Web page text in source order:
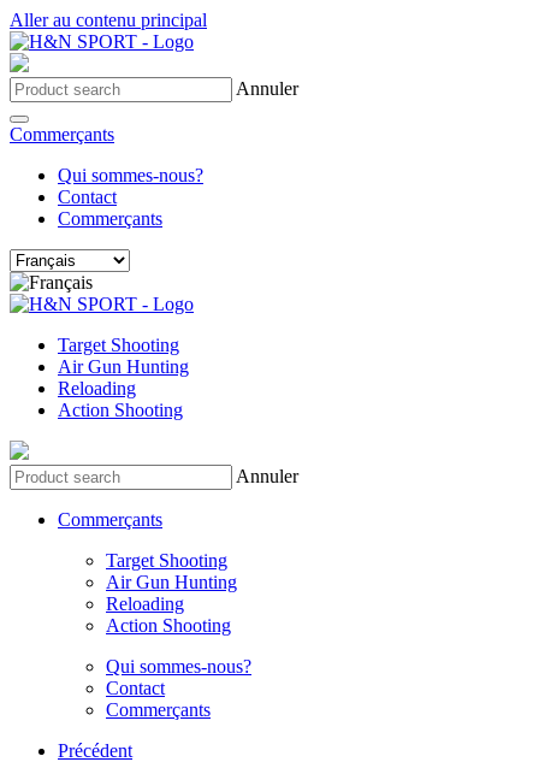
Aller au contenu principal
Annuler
Commerçants
Qui sommes-nous?
Contact
Commerçants
Target Shooting
Air Gun Hunting
Reloading
Action Shooting
Annuler
Commerçants
Target Shooting
Air Gun Hunting
Reloading
Action Shooting
Qui sommes-nous?
Contact
Commerçants
Précédent